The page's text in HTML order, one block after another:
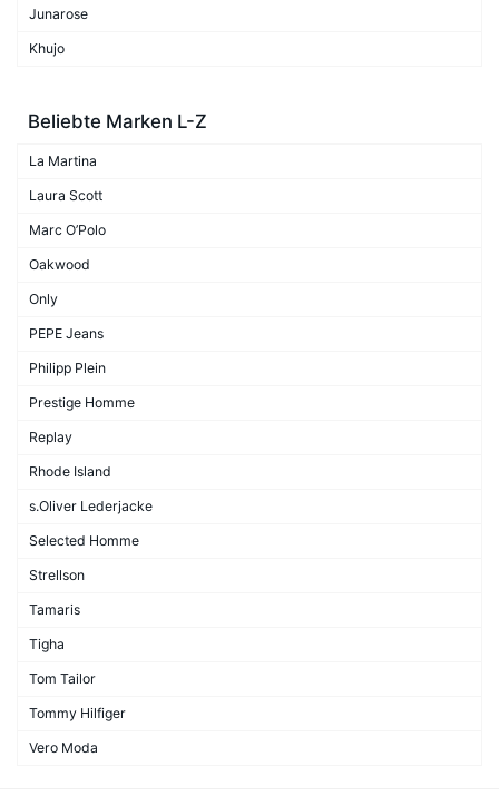
Junarose
Khujo
Beliebte Marken L-Z
La Martina
Laura Scott
Marc O’Polo
Oakwood
Only
PEPE Jeans
Philipp Plein
Prestige Homme
Replay
Rhode Island
s.Oliver Lederjacke
Selected Homme
Strellson
Tamaris
Tigha
Tom Tailor
Tommy Hilfiger
Vero Moda